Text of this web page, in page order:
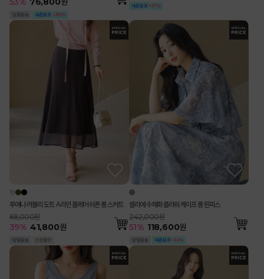
루애나 러블리 도트 A라인 플레어 쉬폰 롱 스커트
68,000원
39% 41,800원
셀리에 수채화 플라워 케이프 롱 원피스
242,000원
51% 118,600원